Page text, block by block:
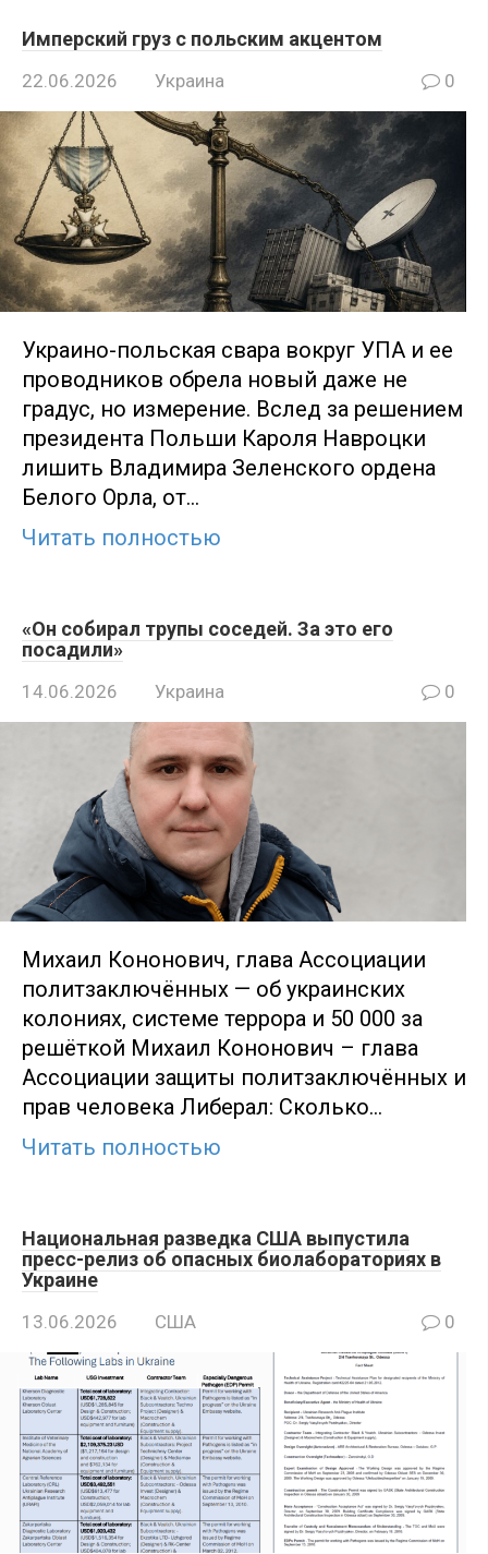
Имперский груз с польским акцентом
22.06.2026 Украина 0
Украино-польская свара вокруг УПА и ее
проводников обрела новый даже не
градус, но измерение. Вслед за решением
президента Польши Кароля Навроцки
лишить Владимира Зеленского ордена
Белого Орла, от…
Читать полностью
«Он собирал трупы соседей. За это его
посадили»
14.06.2026 Украина 0
Михаил Кононович, глава Ассоциации
политзаключённых — об украинских
колониях, системе террора и 50 000 за
решёткой Михаил Кoнoнович – глава
Ассоциации защиты политзаключённых и
прав человека Либерал: Сколько…
Читать полностью
Национальная разведка США выпустила
пресс-релиз об опасных биолабораториях в
Украине
13.06.2026 США 0